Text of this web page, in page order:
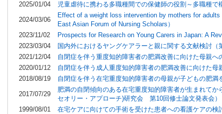
2025/01/04
児童虐待に携わる多職種間での保健師の役割～多職種
2024/03/06
Effect of a weight loss intervention by mothers for
East Asian Forum of Nursing Scholars）
2023/11/02
Prospects for Research on Young Carers in Japan: A
2023/03/04
国内外におけるヤングケアラーと親に関する文献検討
2021/12/04
自閉症を伴う重度知的障害者の肥満改善に向けた母親
2020/01/12
自閉症を伴う成人重度知的障害者の肥満改善に向けた
2018/08/19
自閉症を伴う在宅重度知的障害者の母親が子どもの肥
2017/07/29
肥満の自閉傾向のある在宅重度知的障害者が生まれて
セオリー・アプローチ)研究会 第10回修士論文発表会）
1999/08/01
在宅ケアに向けての手術を受けた患者への看護ケアの